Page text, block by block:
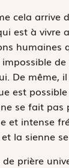
cela arrive
est à vivre
humaines
De même,
est
se fait
et intense
la sienne
prière